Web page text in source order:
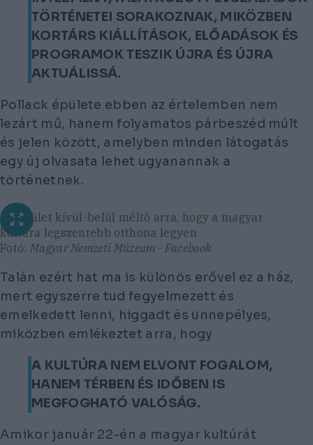
TÖRTÉNETEI SORAKOZNAK, MIKÖZBEN
KORTÁRS KIÁLLÍTÁSOK, ELŐADÁSOK ÉS
PROGRAMOK TESZIK ÚJRA ÉS ÚJRA
AKTUÁLISSÁ.
Pollack épülete ebben az értelemben nem
lezárt mű, hanem folyamatos párbeszéd múlt
és jelen között, amelyben minden látogatás
egy új olvasata lehet ugyanannak a
történetnek.
Az épület kívül-belül méltó arra, hogy a magyar
kultúra legszentebb otthona legyen
Fotó: Magyar Nemzeti Múzeum - Facebook
Talán ezért hat ma is különös erővel ez a ház,
mert egyszerre tud fegyelmezett és
emelkedett lenni, higgadt és ünnepélyes,
miközben emlékeztet arra, hogy
A KULTÚRA NEM ELVONT FOGALOM,
HANEM TÉRBEN ÉS IDŐBEN IS
MEGFOGHATÓ VALÓSÁG.
Amikor január 22-én a magyar kultúrát